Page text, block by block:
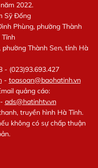
2022.
Sỹ Đống
Phùng, phường Thành
Tĩnh
phường Thành Sen, tỉnh Hà
- (023)93.693.427
- toasoan@baohatinh.vn
quảng cáo:
ads@hatinhtv.vn
truyền hình Hà Tĩnh.
không có sự chấp thuận